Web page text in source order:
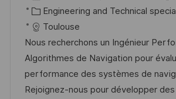
c
a
t
i
o
n
o
s
t
e
d
D
o
I
d
C
a
t
e
g
o
Engineering and Technical
Toulouse
Nous recherchons un Ingénieur
Algorithmes de Navigation pour
performance des systèmes de
Rejoignez-nous pour développer